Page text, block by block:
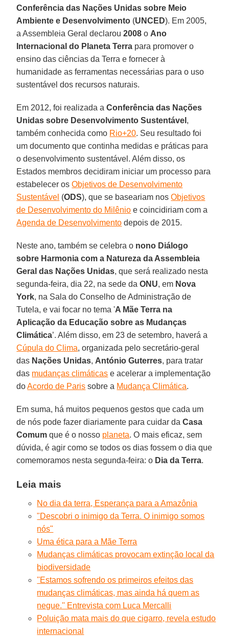
Conferência das Nações Unidas sobre Meio
Ambiente e Desenvolvimento (UNCED). Em 2005,
a Assembleia Geral declarou2008 o Ano
Internacional do Planeta Terra para promover o
ensino das ciências da Terra e fornecer à
humanidade as ferramentas necessárias para o uso
sustentável dos recursos naturais.
Em 2012, foi realizada aConferência das Nações
Unidas sobre Desenvolvimento Sustentável ,
também conhecida como Rio+20. Seu resultado foi
um documento que continha medidas e práticas para
o desenvolvimento sustentável. Além disso, os
Estados membros decidiram iniciar um processo para
estabelecer osObjetivos de Desenvolvimento
Sustentável (ODS), que se baseariam nos Objetivos
de Desenvolvimento do Milênio e coincidiriam com a
Agenda de Desenvolvimento depois de 2015.
Neste ano, também se celebra o nono Diálogo
sobre Harmonia com a Natureza da Assembleia
Geral das Nações Unidas, que será realizado nesta
segunda-feira, dia 22, na sede daONU, em Nova
York, na Sala do Conselho de Administração de
Tutela, e vai focar no tema 'A Mãe Terra na
Aplicação da Educação sobre as Mudanças
Climática’. Além disso, em 23 de setembro, haverá a
Cúpula do Clima, organizada pelo secretário-geral
das Nações Unidas, António Guterres, para tratar
das mudanças climáticas e acelerar a implementação
doAcordo de Paris sobre a Mudança Climática.
Em suma, há muitos pequenos gestos que cada um
de nós pode fazer diariamente para cuidar da Casa
Comum que é o nosso planeta. O mais eficaz, sem
dúvida, é agir como se todos os dias fossem o dia que
comemoramos nesta segunda-feira: o Dia da Terra.
Leia mais
No dia da terra, Esperança para a Amazônia
"Descobri o inimigo da Terra. O inimigo somos
nós"
Uma ética para a Mãe Terra
Mudanças climáticas provocam extinção local da
biodiversidade
''Estamos sofrendo os primeiros efeitos das
mudanças climáticas, mas ainda há quem as
negue.'' Entrevista com Luca Mercalli
Poluição mata mais do que cigarro, revela estudo
internacional